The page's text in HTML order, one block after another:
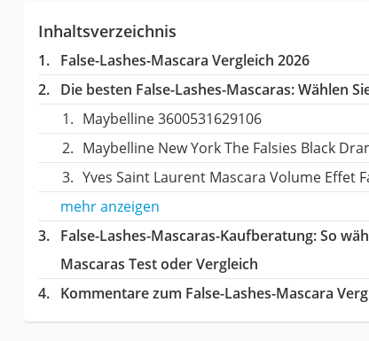
Inhaltsverzeichnis
False-Lashes-Mascara Vergleich 2026
Die besten False-Lashes-Mascaras:Wählen
Maybelline 3600531629106
Maybelline New York The Falsies Black
Yves Saint Laurent Mascara Volume Effet
mehr anzeigen
False-Lashes-Mascaras-Kaufberatung: So
Mascaras Test oder Vergleich
Kommentare zum False-Lashes-Mascara